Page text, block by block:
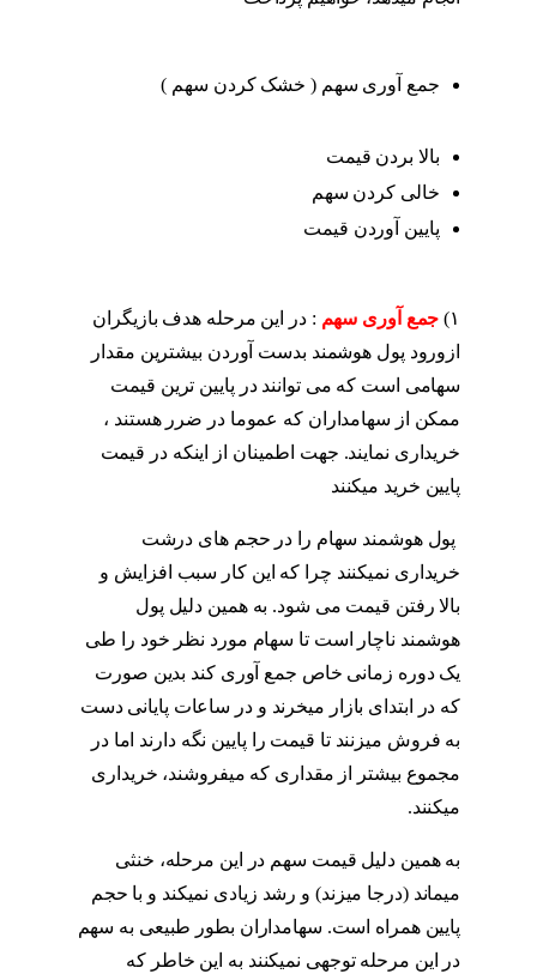
جمع آوری سهم ( خشک کردن سهم )نشانه
بالا بردن قیمت
خالی کردن سهم
پایین آوردن قیمت
۱) جمع آوری سهم : در این مرحله هدف بازیگران
ازورود پول هوشمند بدست آوردن بیشترین مقدار
سهامی است که می توانند در پایین ترین قیمت
ممکن از سهامداران که عموما در ضرر هستند ،
خریداری نمایند. جهت اطمینان از اینکه در قیمت
پایین خرید میکنند
پول هوشمند سهام را در حجم های درشت
خریداری نمیکنند چرا که این کار سبب افزایش و
بالا رفتن قیمت می شود. به همین دلیل پول
هوشمند ناچار است تا سهام مورد نظر خود را طی
یک دوره زمانی خاص جمع آوری کند بدین صورت
که در ابتدای بازار میخرند و در ساعات پایانی دست
به فروش میزنند تا قیمت را پایین نگه دارند اما در
مجموع بیشتر از مقداری که میفروشند، خریداری
میکنند.
به همین دلیل قیمت سهم در این مرحله، خنثی
میماند (درجا میزند) و رشد زیادی نمیکند و با حجم
پایین همراه است. سهامداران بطور طبیعی به سهم
در این مرحله توجهی نمیکنند به این خاطر که